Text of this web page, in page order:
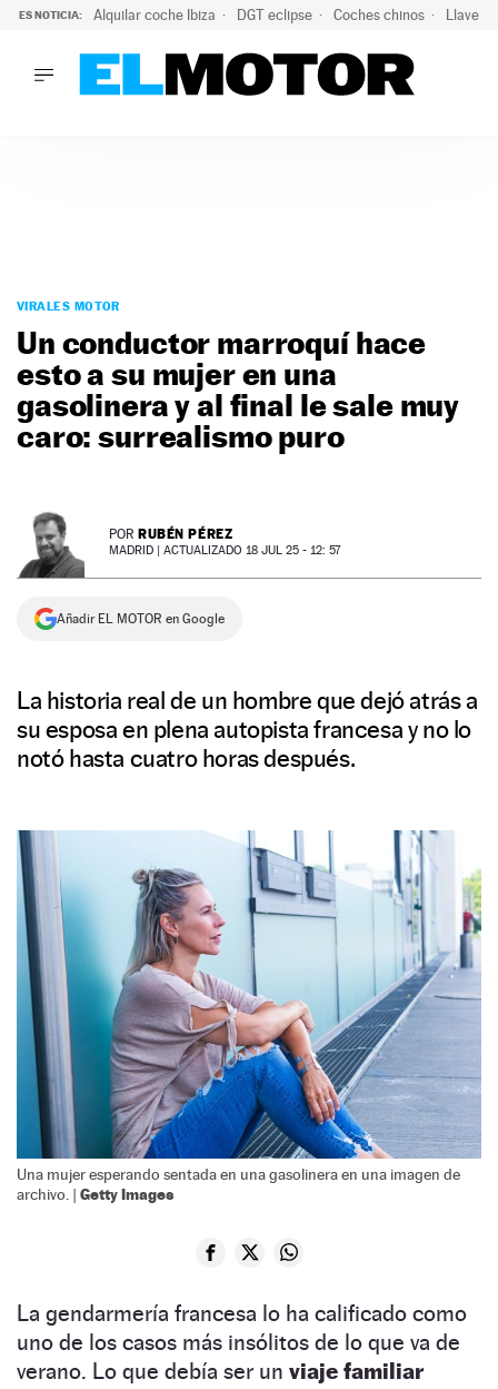
ES NOTICIA: Alquilar coche Ibiza DGT eclipse Coches chinos Llaves
PODCAST
MOTOS
TECNOLOGÍA
MOTORTV
NEWSLETTER
VIRALES MOTOR
Un conductor marroquí hace
esto a su mujer en una
gasolinera y al final le sale muy
caro: surrealismo puro
POR RUBÉN PÉREZ
MADRID | ACTUALIZADO 18 JUL 25 - 12: 57
Añadir EL MOTOR en Google
La historia real de un hombre que dejó atrás a
su esposa en plena autopista francesa y no lo
notó hasta cuatro horas después.
Una mujer esperando sentada en una gasolinera en una imagen de
archivo. | Getty Images
La gendarmería francesa lo ha calificado como
uno de los casos más insólitos de lo que va de
verano. Lo que debía ser un viaje familiar